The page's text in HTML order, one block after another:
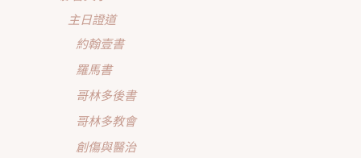
主日證道
約翰壹書
羅馬書
哥林多後書
哥林多教會
創傷與醫治